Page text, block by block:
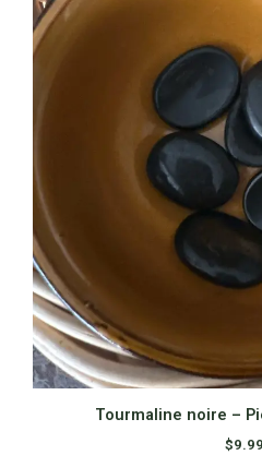
Tourmaline noire –
$9.99